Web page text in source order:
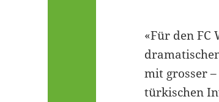
«Für den FC
mit grosser
türkischen